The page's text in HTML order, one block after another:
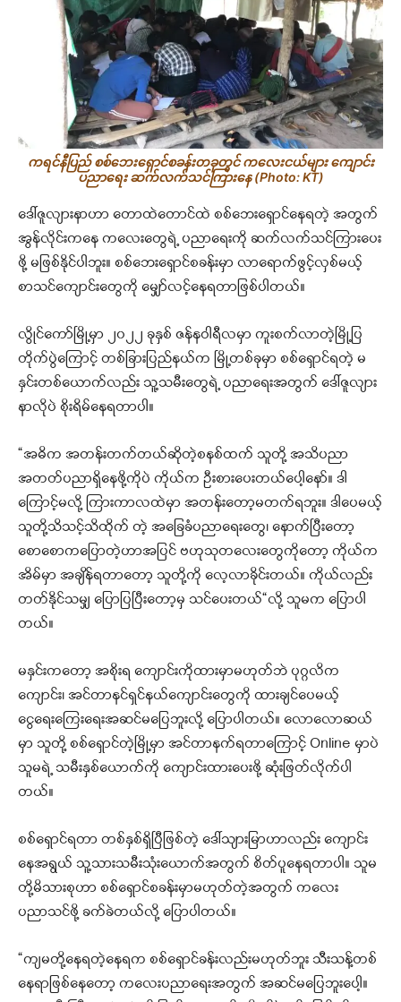
ကရင်နီပြည် စစ်ဘေးရှောင်စခန်းတခုတွင် ကလေးငယ်များ ကျောင်း
ပညာရေး ဆက်လက်သင်ကြားနေ (Photo: KT)
ဒေါ်ဇူလျားနာဟာ တောထဲတောင်ထဲ စစ်ဘေးရှောင်နေရတဲ့ အတွက်
အွန်လိုင်းကနေ ကလေးတွေရဲ့ ပညာရေးကို ဆက်လက်သင်ကြားပေး
ဖို့ မဖြစ်နိုင်ပါဘူး။ စစ်ဘေးရှောင်စခန်းမှာ လာရောက်ဖွင့်လှစ်မယ့်
စာသင်ကျောင်းတွေကို မျှော်လင့်နေရတာဖြစ်ပါတယ်။
လွိုင်ကော်မြို့မှာ ၂၀၂၂ ခုနှစ် ဇန်နဝါရီလမှာ ကူးစက်လာတဲ့မြို့ပြ
တိုက်ပွဲကြောင့် တစ်ခြားပြည်နယ်က မြို့တစ်ခုမှာ စစ်ရှောင်ရတဲ့ မ
နှင်းတစ်ယောက်လည်း သူ့သမီးတွေရဲ့ ပညာရေးအတွက် ဒေါ်ဇူလျား
နာလိုပဲ စိုးရိမ်နေရတာပါ။
“အဓိက အတန်းတက်တယ်ဆိုတဲ့စနစ်ထက် သူတို့ အသိပညာ
အတတ်ပညာရှိနေဖို့ကိုပဲ ကိုယ်က ဦးစားပေးတယ်ပေါ့နော်။ ဒါ
ကြောင့်မလို့ ကြားကာလထဲမှာ အတန်းတော့မတက်ရဘူး။ ဒါပေမယ့်
သူတို့သိသင့်သိထိုက် တဲ့ အခြေခံပညာရေးတွေ၊ နောက်ပြီးတော့
စောစောကပြောတဲ့ဟာအပြင် ဗဟုသုတလေးတွေကိုတော့ ကိုယ်က
အိမ်မှာ အချိန်ရတာတော့ သူတို့ကို လေ့လာခိုင်းတယ်။ ကိုယ်လည်း
တတ်နိုင်သမျှ ပြောပြပြီးတော့မှ သင်ပေးတယ်“လို့ သူမက ပြောပါ
တယ်။
မနှင်းကတော့ အစိုးရ ကျောင်းကိုထားမှာမဟုတ်ဘဲ ပုဂ္ဂလိက
ကျောင်း၊ အင်တာနင်ရှင်နယ်ကျောင်းတွေကို ထားချင်ပေမယ့်
ငွေရေးကြေးရေးအဆင်မပြေဘူးလို့ ပြောပါတယ်။ လောလောဆယ်
မှာ သူတို့ စစ်ရှောင်တဲ့မြို့မှာ အင်တာနက်ရတာကြောင့် Online မှာပဲ
သူမရဲ့ သမီးနှစ်ယောက်ကို ကျောင်းထားပေးဖို့ ဆုံးဖြတ်လိုက်ပါ
တယ်။
စစ်ရှောင်ရတာ တစ်နှစ်ရှိပြီဖြစ်တဲ့ ဒေါ်သျားမြာဟာလည်း ကျောင်း
နေအရွယ် သူ့သားသမီးသုံးယောက်အတွက် စိတ်ပူနေရတာပါ။ သူမ
တို့မိသားစုဟာ စစ်ရှောင်စခန်းမှာမဟုတ်တဲ့အတွက် ကလေး
ပညာသင်ဖို့ ခက်ခဲတယ်လို့ ပြောပါတယ်။
“ကျမတို့နေရတဲ့နေရက စစ်ရှောင်ခန်းလည်းမဟုတ်ဘူး သီးသန့်တစ်
နေရာဖြစ်နေတော့ ကလေးပညာရေးအတွက် အဆင်မပြေဘူးပေါ့။